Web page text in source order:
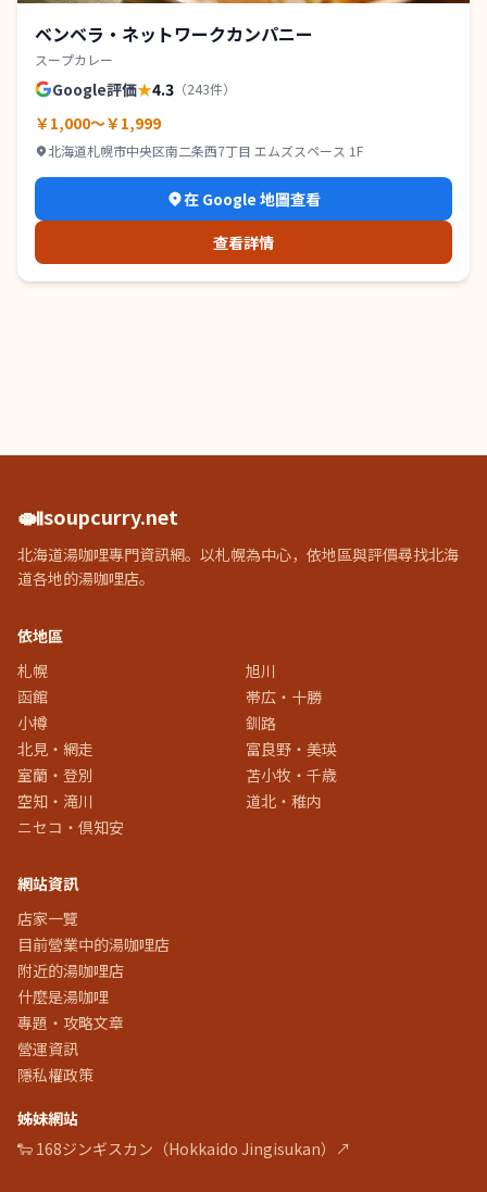
ベンベラ・ネットワークカンパニー
スープカレー
Google評価★4.3 （243件）
￥1,000～￥1,999
北海道札幌市中央区南二条西7丁目 エムズスペース 1F
在 Google 地圖查看
查看詳情
🍛soupcurry.net
北海道湯咖哩專門資訊網。以札幌為中心，依地區與評價尋找北海
道各地的湯咖哩店。
依地區
札幌
旭川
函館
帯広・十勝
小樽
釧路
北見・網走
富良野・美瑛
室蘭・登別
苫小牧・千歳
空知・滝川
道北・稚内
ニセコ・倶知安
網站資訊
店家一覽
目前營業中的湯咖哩店
附近的湯咖哩店
什麼是湯咖哩
專題・攻略文章
營運資訊
隱私權政策
姊妹網站
🐑 168ジンギスカン（Hokkaido Jingisukan）↗